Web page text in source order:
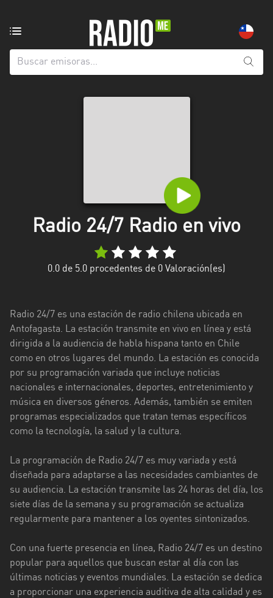
de
radio
and
Parinacota
General
Carlos
Ibáñez
Biobío
Coquimbo
General
Bernardo
O’Higgins
Lagos
Los
Ríos
Magallanes
Radio 24/7 Radio en vivo
0.0 de 5.0 procedentes de 0 Valoración(es)
Radio 24/7 es una estación de radio chilena ubicada en
Antofagasta. La estación transmite en vivo en línea y está
dirigida a la audiencia de habla hispana tanto en Chile
como en otros lugares del mundo. La estación es conocida
por su programación variada que incluye noticias
nacionales e internacionales, deportes, entretenimiento y
música en diversos géneros. Además, también se emiten
programas especializados que tratan temas específicos
como la tecnología, la salud y la cultura.
La programación de Radio 24/7 es muy variada y está
diseñada para adaptarse a las necesidades cambiantes de
su audiencia. La estación transmite las 24 horas del día, los
siete días de la semana y su programación se actualiza
regularmente para mantener a los oyentes sintonizados.
Con una fuerte presencia en línea, Radio 24/7 es un destino
popular para aquellos que buscan estar al día con las
últimas noticias y eventos mundiales. La estación se dedica
a proporcionar una experiencia auditiva de alta calidad y es